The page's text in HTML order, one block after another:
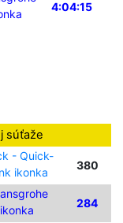
4:04:15
súťaže
- Quick-
380
284